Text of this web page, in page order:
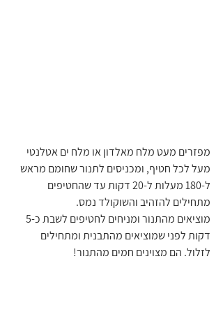
מפזרים מעט מלח מאלדון או מלח ים אטלנטי
מעל לכל חטיף, ומכניסים לתנור שחומם מראש
ל-180 מעלות ל-20 דקות עד שהחטיפים
מתחילים להזהיב והשוקולד נמס.
דקות לפני שמוציאים מהתבנית ומתחילים
לזלול. הם מצוינים חמים מהתנור!